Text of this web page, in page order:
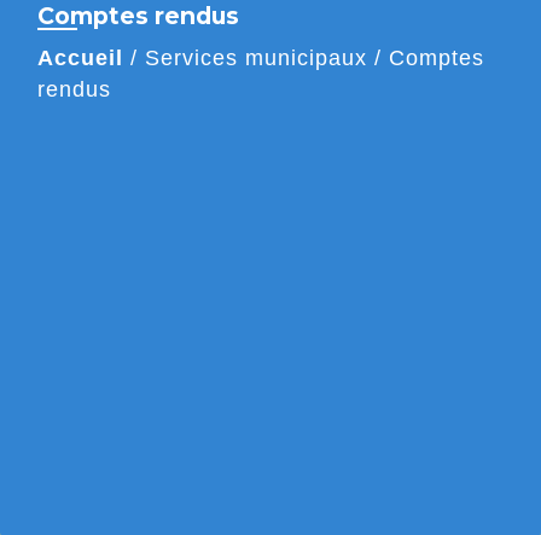
Comptes rendus
Accueil / Services municipaux / Comptes
rendus